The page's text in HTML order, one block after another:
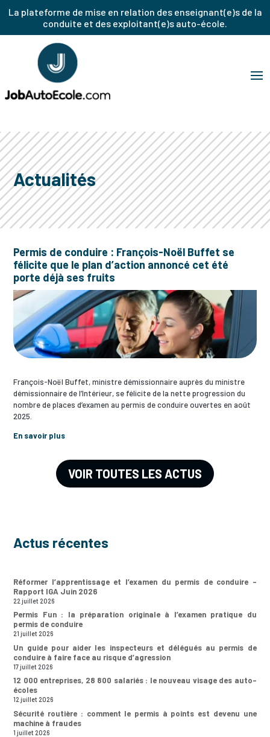
La plateforme de mise en relation des enseignant(e)s de la
conduite et des exploitant(e)s auto-école.
Actualités
Permis de conduire : François-Noël Buffet se
félicite que le plan d’action annoncé cet été
porte déjà ses fruits
François-Noël Buffet, ministre démissionnaire auprès du ministre
démissionnaire de l’Intérieur, se félicite de la nette progression du
nombre de places d’examen au permis de conduire ouvertes en août
2025.
En savoir plus
VOIR TOUTES LES ACTUS
Actus récentes
Réformer l’apprentissage et l’examen du permis de conduire –
Rapport IGA Juin 2026
22 juillet 2026
Permis Fun : la préparation originale à l’examen pratique du
permis de conduire
21 juillet 2026
Un guide pour aider les inspecteurs et délégués au permis de
conduire à faire face au risque d’agression
17 juillet 2026
12 000 entreprises, 28 800 salariés : le nouveau visage des auto-
écoles
12 juillet 2026
Sécurité routière : comment le permis à points est devenu une
machine à fraudes
1 juillet 2026